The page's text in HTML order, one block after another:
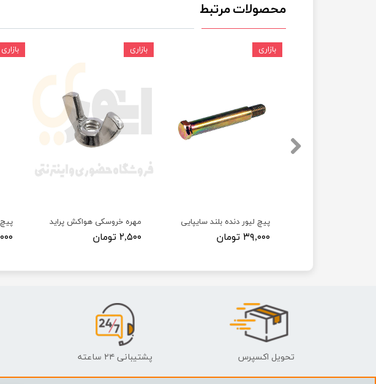
محصولات مرتبط
۲,۰۰۰
بازاری
مهره خروسکی هواکش پراید
۲,۵۰۰ تومان
بازاری
پیچ لیور دنده بلند سایپایی
۳۹,۰۰۰ تومان
بازاری
تحویل اکسپرس پشتیبانی ۲۴ ساعته